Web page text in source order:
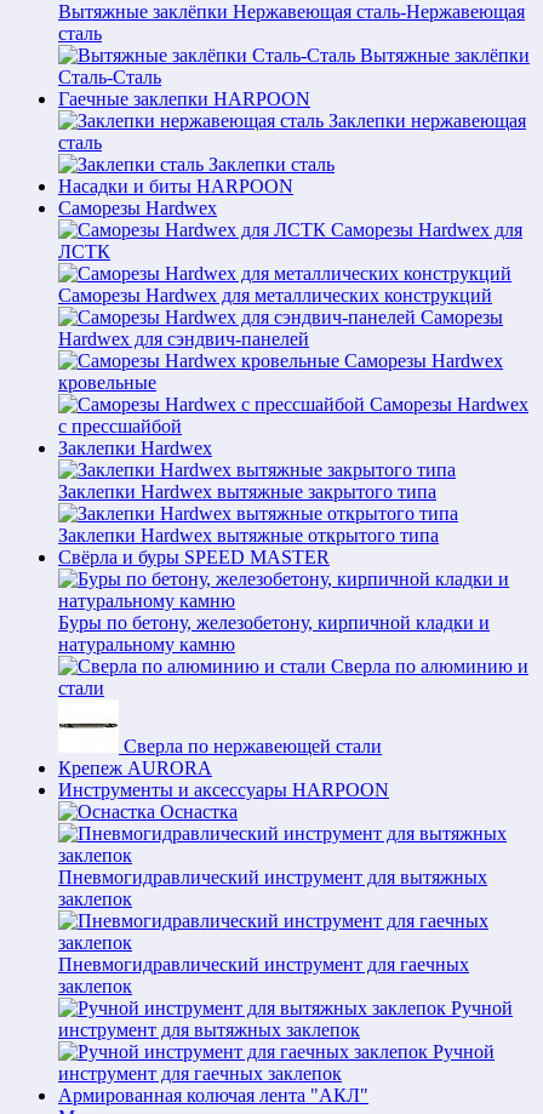
Вытяжные заклёпки Нержавеющая сталь-Нержавеющая
сталь
Вытяжные заклёпки
Сталь-Сталь
Гаечные заклепки HARPOON
Заклепки нержавеющая
сталь
Заклепки сталь
Насадки и биты HARPOON
Саморезы Hardwex
Саморезы Hardwex для
ЛСТК
Саморезы Hardwex для металлических конструкций
Саморезы
Hardwex для сэндвич-панелей
Саморезы Hardwex
кровельные
Саморезы Hardwex
с прессшайбой
Заклепки Hardwex
Заклепки Hardwex вытяжные закрытого типа
Заклепки Hardwex вытяжные открытого типа
Свёрла и буры SPEED MASTER
Буры по бетону, железобетону, кирпичной кладки и
натуральному камню
Сверла по алюминию и
стали
Сверла по нержавеющей стали
Крепеж AURORA
Инструменты и аксессуары HARPOON
Оснастка
Пневмогидравлический инструмент для вытяжных
заклепок
Пневмогидравлический инструмент для гаечных
заклепок
Ручной
инструмент для вытяжных заклепок
Ручной
инструмент для гаечных заклепок
Армированная колючая лента "АКЛ"